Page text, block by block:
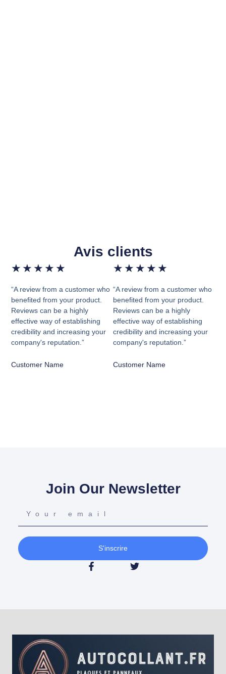
Avis clients
★ ★ ★ ★ ★
“A review from a customer who
benefited from your product.
Reviews can be a highly
effective way of establishing
credibility and increasing your
company's reputation.”
Customer Name
★ ★ ★ ★ ★
“A review from a customer who
benefited from your product.
Reviews can be a highly
effective way of establishing
credibility and increasing your
company's reputation.”
Customer Name
Join Our Newsletter
S'inscrire